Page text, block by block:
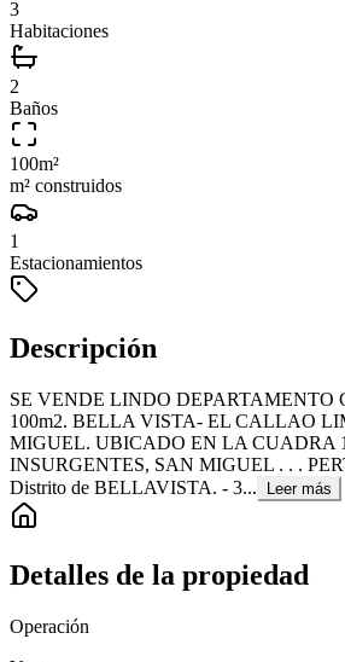
3
Habitaciones
2
Baños
100m²
m² construidos
1
Estacionamientos
Descripción
SE VENDE LINDO DEPARTAMENTO
100m2. BELLA VISTA- EL CALLAO
MIGUEL. UBICADO EN LA CUADRA
INSURGENTES, SAN MIGUEL . . .
Distrito de BELLAVISTA. - 3...
Leer más
Detalles de la propiedad
Operación